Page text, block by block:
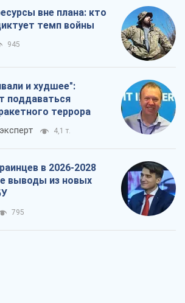
вне плана: кто
темп войны
945
и худшее":
поддаваться
террора
4,1 т.
в 2026-2028
выводы из новых
795